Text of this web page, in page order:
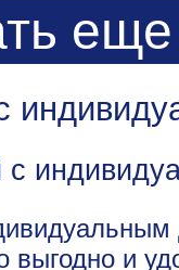
с
выгодно и